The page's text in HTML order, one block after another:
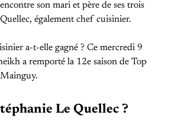
son mari et père de ses trois
également chef cuisinier.
a-t-elle gagné ? Ce mercredi 9
a remporté la 12e saison de Top
Le Quellec ?